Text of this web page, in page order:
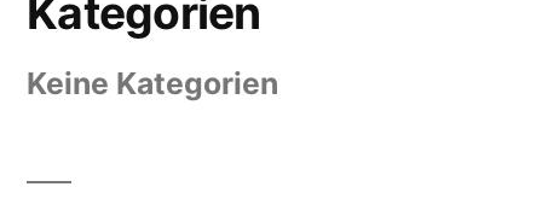
Kategorien
Keine Kategorien